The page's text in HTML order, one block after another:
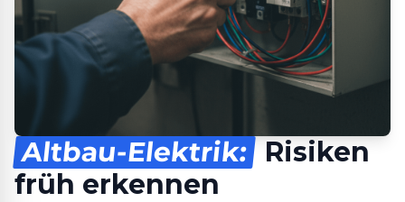
Altbau-Elektrik: Risiken
früh erkennen